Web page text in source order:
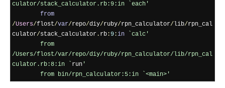
culator/stack_calculator.rb:9:in `each'
from
/Users/flost/var/repo/diy/ruby/rpn_calculator/ lib/rpn_cal
culator/stack_calculator . rb :9 :in
`calc'
/Users/flost/var/repo/diy/ruby/rpn_calculator/lib/rpn_cal
culator.rb:8:in ` run '
        from bin/rpn_calculator:5:in `<main>'